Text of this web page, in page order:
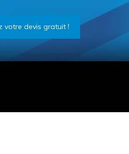
votre devis gratuit !